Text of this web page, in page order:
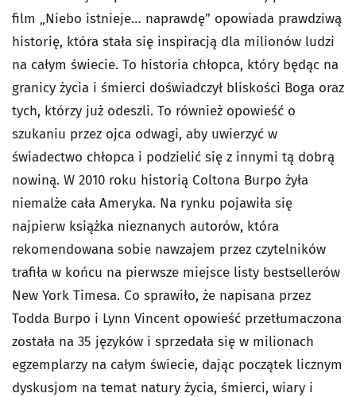
film „Niebo istnieje… naprawdę” opowiada prawdziwą
historię, która stała się inspiracją dla milionów ludzi
na całym świecie. To historia chłopca, który będąc na
granicy życia i śmierci doświadczył bliskości Boga oraz
tych, którzy już odeszli. To również opowieść o
szukaniu przez ojca odwagi, aby uwierzyć w
świadectwo chłopca i podzielić się z innymi tą dobrą
nowiną. W 2010 roku historią Coltona Burpo żyła
niemalże cała Ameryka. Na rynku pojawiła się
najpierw książka nieznanych autorów, która
rekomendowana sobie nawzajem przez czytelników
trafiła w końcu na pierwsze miejsce listy bestsellerów
New York Timesa. Co sprawiło, że napisana przez
Todda Burpo i Lynn Vincent opowieść przetłumaczona
została na 35 języków i sprzedała się w milionach
egzemplarzy na całym świecie, dając początek licznym
dyskusjom na temat natury życia, śmierci, wiary i